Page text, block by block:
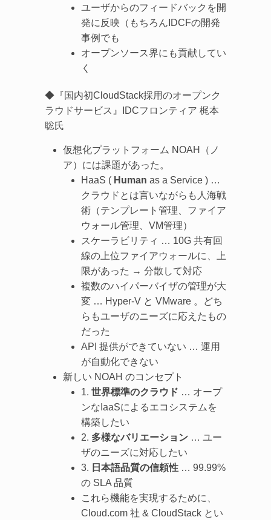
ユーザからのフィードバックを開
発に反映（もちろんIDCFの開発
事例でも
オープンソース界にも貢献してい
く
◆『国内初CloudStack採用のオープンク
ラウドサービス』IDCフロンティア 梶本
聡氏
仮想化プラットフォーム NOAH（ノ
ア）には課題があった。
HaaS ( Human as a Service ) …
クラウドとは言いながらも人海戦
術（テンプレート管理、ファイア
ウォール管理、VM管理）
スケーラビリティ … 10G 共有回
線の上位ファイアウォールに、上
限があった → 分散して対応
複数のハイパーバイザの管理が大
変 … Hyper-V と VMware 。どち
らもユーザのニーズに応えたもの
だった
API 提供ができていない … 運用
が自動化できない
新しい NOAH のコンセプト
1. 世界標準のクラウド … オープ
ンなIaaSによるエコシステムを
構築したい
2. 多様なバリエーション … ユー
ザのニーズに対応したい
3. 日本語品質の信頼性 … 99.99%
の SLA 品質
これら機能を実現するために、
Cloud.com 社 & CloudStack とい